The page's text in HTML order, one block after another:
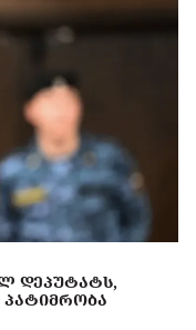
ᲓᲔᲞᲣᲢᲐᲢᲡ,
ᲞᲐᲢᲘᲛᲠᲝᲑᲐ